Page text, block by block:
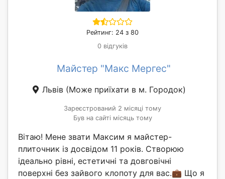
Рейтинг: 24 з 80
0 відгуків
Майстер "Макс Мергес"
Львів (Може приїхати в м. Городок)
Зареєстрований 2 місяці тому
Був на сайті місяць тому
Вітаю! Мене звати Максим я майстер-
плиточник із досвідом 11 років. Створюю
ідеально рівні, естетичні та довговічні
поверхні без зайвого клопоту для вас. ​💼 Що я